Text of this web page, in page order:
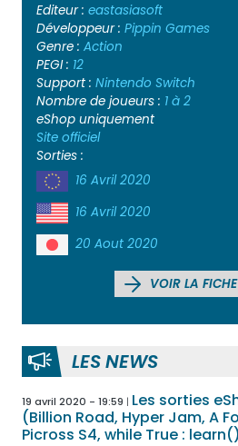
Editeur : eastasiasoft
Développeur : Pippin Games
Genre : Action
PEGI : 12
Support : Nintendo Switch
Nombre de joueurs : 1 à 2
eShop uniquement
Site officiel
Sorties :
16 Avril 2020
16 Avril 2020
20 Aout 2020
VOIR LA
LES NEWS
19 avril 2020 - 19:59
Les sorties
(Billion Road, Hyper Jam, A
Picross S4, while True :